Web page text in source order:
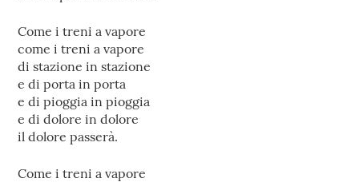
Come i treni a vapore
come i treni a vapore
di stazione in stazione
e di porta in porta
e di pioggia in pioggia
e di dolore in dolore
il dolore passerà.
Come i treni a vapore